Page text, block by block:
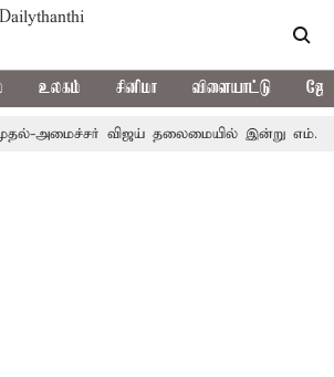
உலகம் சினிமா விளையாட்டு
விஜய் தலைமையில் இன்று எம்.பி.க்கள்